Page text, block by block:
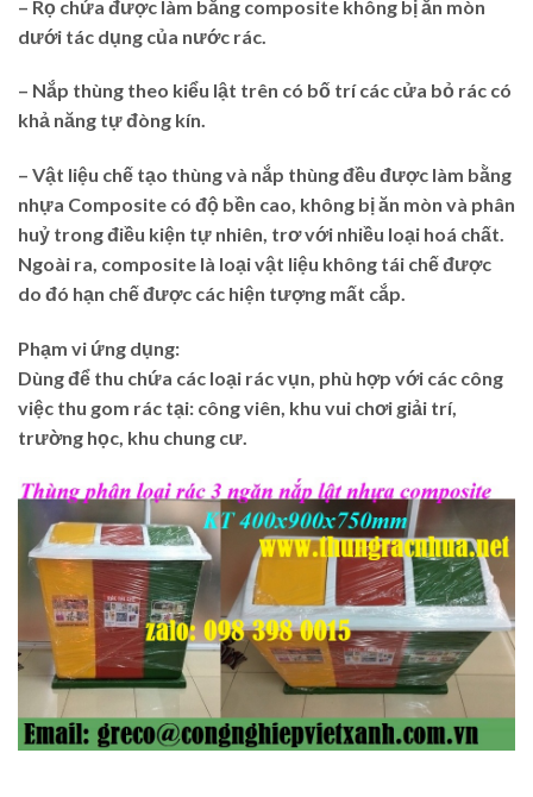
– Rọ chứa được làm bằng composite không bị ăn mòn
dưới tác dụng của nước rác.
– Nắp thùng theo kiểu lật trên có bố trí các cửa bỏ rác có
khả năng tự đòng kín.
– Vật liệu chế tạo thùng và nắp thùng đều được làm bằng
nhựa Composite có độ bền cao, không bị ăn mòn và phân
huỷ trong điều kiện tự nhiên, trơ với nhiều loại hoá chất.
Ngoài ra, composite là loại vật liệu không tái chế được
do đó hạn chế được các hiện tượng mất cắp.
Phạm vi ứng dụng:
Dùng để thu chứa các loại rác vụn, phù hợp với các công
việc thu gom rác tại: công viên, khu vui chơi giải trí,
trường học, khu chung cư.